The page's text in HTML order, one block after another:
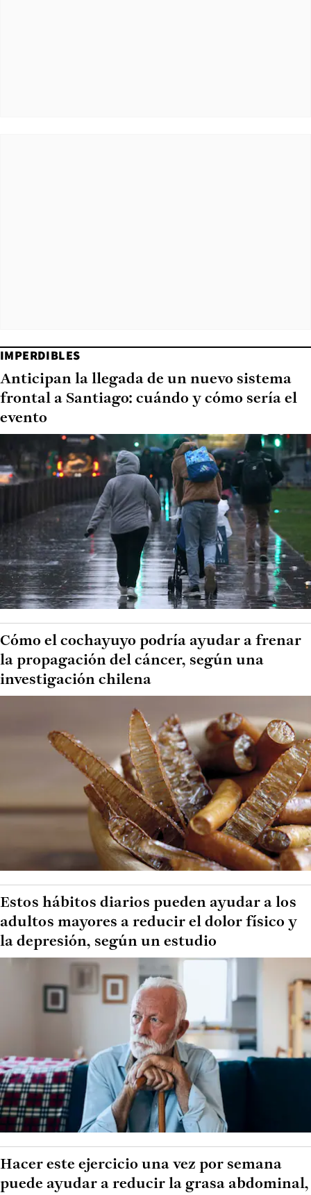
IMPERDIBLES
Anticipan la llegada de un nuevo sistema
frontal a Santiago: cuándo y cómo sería el
evento
Cómo el cochayuyo podría ayudar a frenar
la propagación del cáncer, según una
investigación chilena
Estos hábitos diarios pueden ayudar a los
adultos mayores a reducir el dolor físico y
la depresión, según un estudio
Hacer este ejercicio una vez por semana
puede ayudar a reducir la grasa abdominal,